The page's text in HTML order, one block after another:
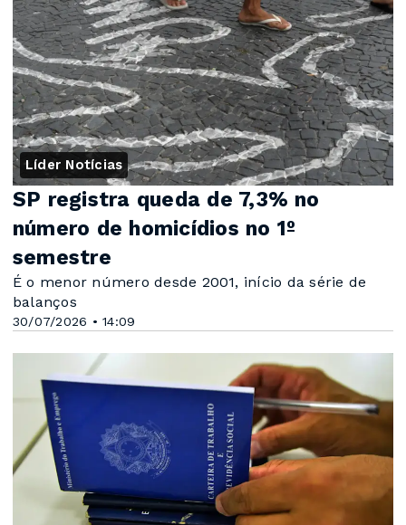
Líder Notícias
30/07/2026 • 14:09
SP registra queda de 7,3% no
número de homicídios no 1º
semestre
É o menor número desde 2001, início da série de
balanços